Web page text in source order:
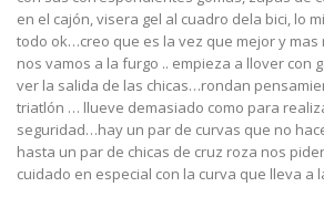
en el cajón, visera gel al cuadro dela bici, lo
todo ok…creo que es la vez que mejor y mas
nos vamos a la furgo .. empieza a llover con
ver la salida de las chicas…rondan
triatlón … llueve demasiado como para
seguridad…hay un par de curvas que no
hasta un par de chicas de cruz roza nos
cuidado en especial con la curva que lleva a